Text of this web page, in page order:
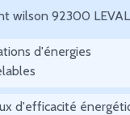
wilson 92300
d'énergies
d'efficacité